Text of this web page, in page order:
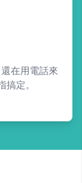
在用電話來
搞定。